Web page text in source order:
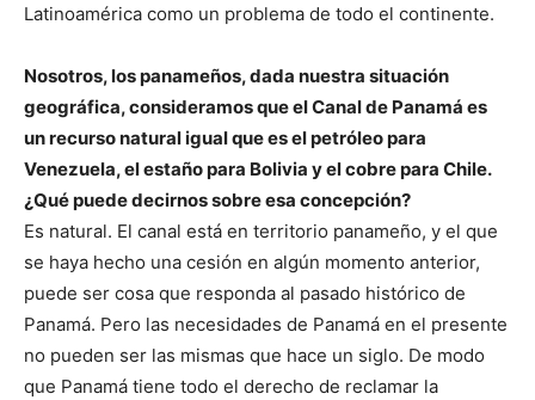
Latinoamérica como un problema de todo el continente.
Nosotros, los panameños, dada nuestra situación
geográfica, consideramos que el Canal de Panamá es
un recurso natural igual que es el petróleo para
Venezuela, el estaño para Bolivia y el cobre para Chile.
¿Qué puede decirnos sobre esa concepción?
Es natural. El canal está en territorio panameño, y el que
se haya hecho una cesión en algún momento anterior,
puede ser cosa que responda al pasado histórico de
Panamá. Pero las necesidades de Panamá en el presente
no pueden ser las mismas que hace un siglo. De modo
que Panamá tiene todo el derecho de reclamar la